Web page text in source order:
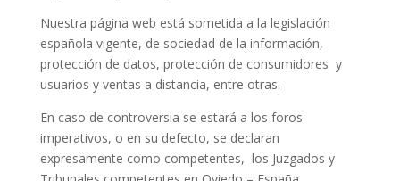
Nuestra página web está sometida a la legislación
española vigente, de sociedad de la información,
protección de datos, protección de consumidores y
usuarios y ventas a distancia, entre otras.
En caso de controversia se estará a los foros
imperativos, o en su defecto, se declaran
expresamente como competentes, los Juzgados y